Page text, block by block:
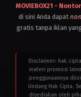
Louis
Mandylor
MOVIEBOX21 -
di sini Anda dapat
gratis tanpa iklan
Disclaimer: hak
materi promosi
penggunaannya
Undang Hak Cipta.
disediakan oleh